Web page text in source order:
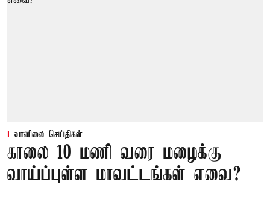
வானிலை செய்திகள்
காலை 10 மணி வரை மழைக்கு
வாய்ப்புள்ள மாவட்டங்கள் எவை?